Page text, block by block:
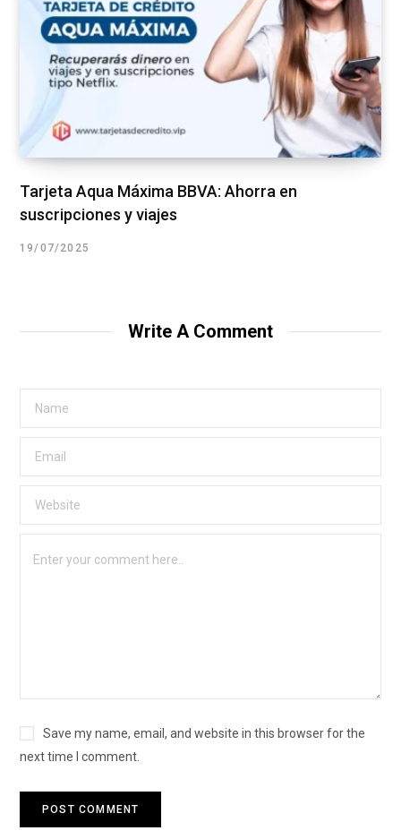
Tarjeta Aqua Máxima BBVA: Ahorra en
suscripciones y viajes
19/07/2025
Write A Comment
Save my name, email, and website in this browser for the
next time I comment.